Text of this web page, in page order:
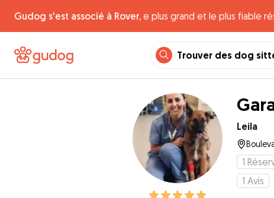
Gudog s'est associé à Rover, e plus grand et le plus fiable
Trouver des dog
Leila
1
1 Avis